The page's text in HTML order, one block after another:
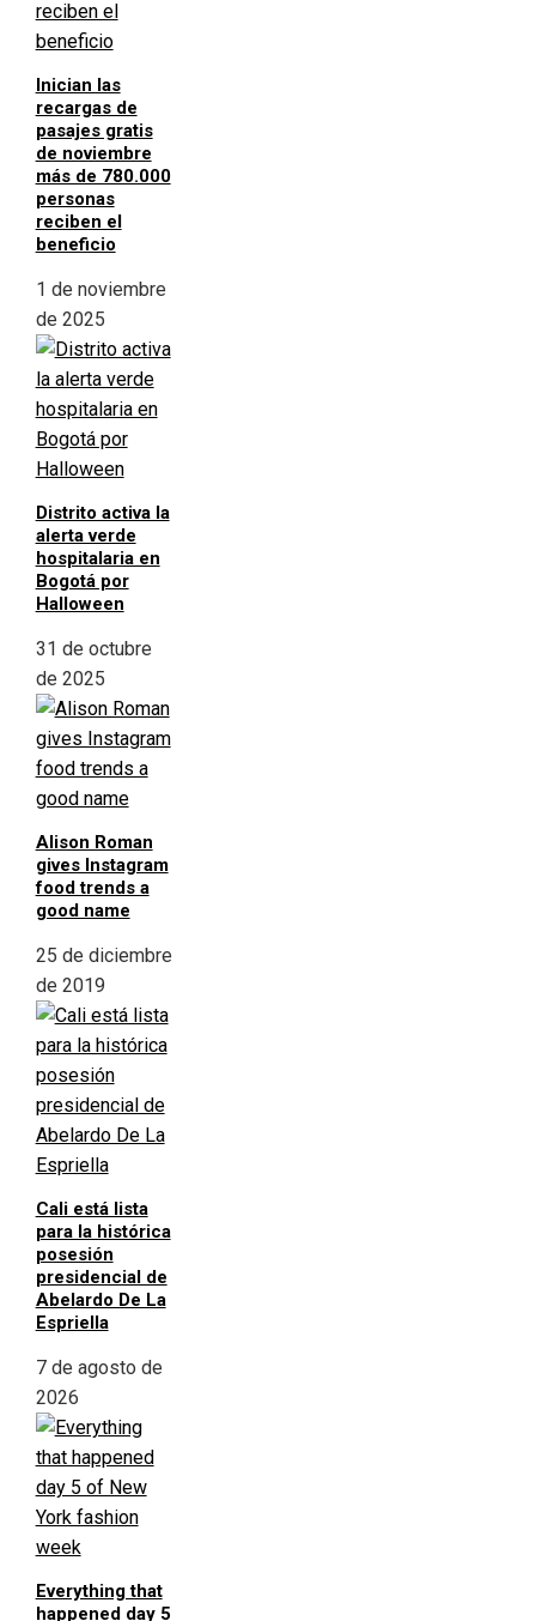
Inician las
recargas de
pasajes gratis
de noviembre
más de 780.000
personas
reciben el
beneficio
1 de noviembre
de 2025
Distrito activa la
alerta verde
hospitalaria en
Bogotá por
Halloween
31 de octubre
de 2025
Alison Roman
gives Instagram
food trends a
good name
25 de diciembre
de 2019
Cali está lista
para la histórica
posesión
presidencial de
Abelardo De La
Espriella
7 de agosto de
2026
Everything that
happened day 5